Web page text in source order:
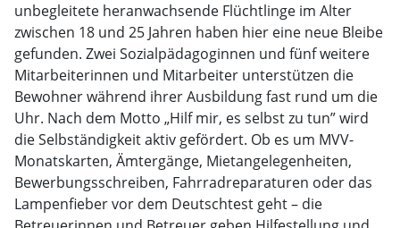
unbegleitete heranwachsende Flüchtlinge im Alter
zwischen 18 und 25 Jahren haben hier eine neue Bleibe
gefunden. Zwei Sozialpädagoginnen und fünf weite­re
Mitarbeite­rinnen und Mitarbeiter unterstützen die
Bewohner während ihrer Ausbildung fast rund um die
Uhr. Nach dem Motto „Hilf mir, es selbst zu tun” wird
die Selb­ständigkeit aktiv ge­fördert. Ob es um MVV-
Monatskarten, Ämtergänge, Mietangelegenhei­ten,
Bewerbungsschrei­ben, Fahrradreparaturen oder das
Lampenfieber vor dem Deutsch­test geht – die